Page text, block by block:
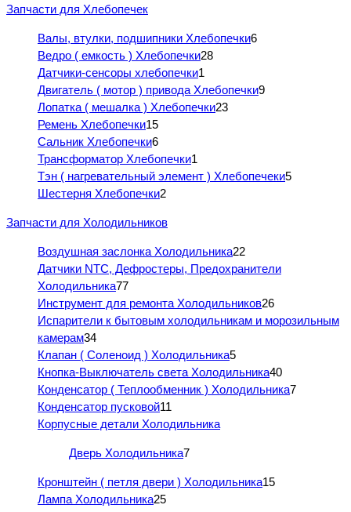
Запчасти для Хлебопечек
Валы, втулки, подшипники Хлебопечки6
Ведро ( емкость ) Хлебопечки28
Датчики-сенсоры хлебопечки1
Двигатель ( мотор ) привода Хлебопечки9
Лопатка ( мешалка ) Хлебопечки23
Ремень Хлебопечки15
Сальник Хлебопечки6
Трансформатор Хлебопечки1
Тэн ( нагревательный элемент ) Хлебопечеки5
Шестерня Хлебопечки2
Запчасти для Холодильников
Воздушная заслонка Холодильника22
Датчики NTC, Дефростеры, Предохранители
Холодильника77
Инструмент для ремонта Холодильников26
Испарители к бытовым холодильникам и морозильным
камерам34
Клапан ( Соленоид ) Холодильника5
Кнопка-Выключатель света Холодильника40
Конденсатор ( Теплообменник ) Холодильника7
Конденсатор пусковой11
Корпусные детали Холодильника
Дверь Холодильника7
Кронштейн ( петля двери ) Холодильника15
Лампа Холодильника25